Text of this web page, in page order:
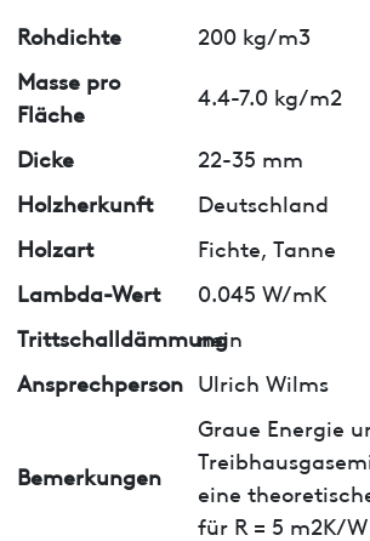
Rohdichte
200 kg/m3
Masse pro
Fläche
4.4-7.0 kg/m2
Dicke
22-35 mm
Holzherkunft
Deutschland
Holzart
Fichte, Tanne
Lambda-Wert
0.045 W/mK
Trittschalldämmung
nein
Ansprechperson Ulrich Wilms
Bemerkungen
Graue Energie
eine
für R = 5 m2K/W